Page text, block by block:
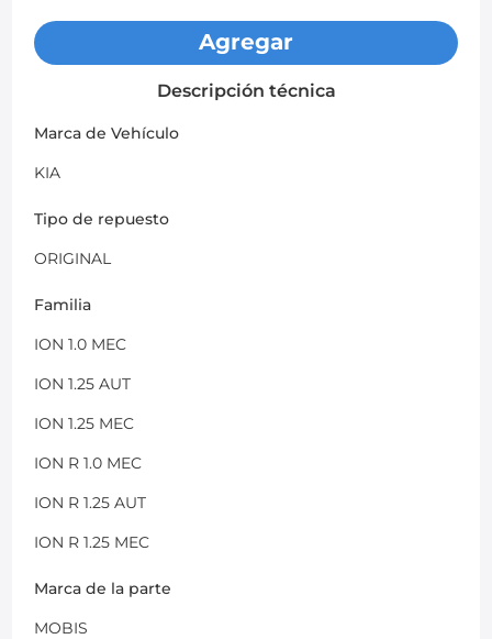
Agregar
Descripción técnica
Marca de Vehículo
KIA
Tipo de repuesto
ORIGINAL
Familia
ION 1.0 MEC
ION 1.25 AUT
ION 1.25 MEC
ION R 1.0 MEC
ION R 1.25 AUT
ION R 1.25 MEC
Marca de la parte
MOBIS
. mazda 2